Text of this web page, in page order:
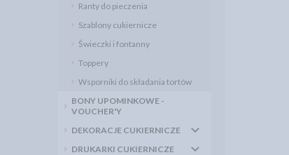
Ranty do pieczenia
Szablony cukiernicze
Świeczki i fontanny
Toppery
Wsporniki do składania tortów
BONY UPOMINKOWE -
VOUCHER'Y
DEKORACJE CUKIERNICZE
DRUKARKI CUKIERNICZE